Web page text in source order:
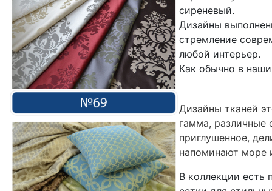
сиреневый.
Дизайны
стремление
любой интерьер.
Как обычно в
Дизайны тканей
гамма, различные
приглушенное,
напоминают море
В коллекции есть